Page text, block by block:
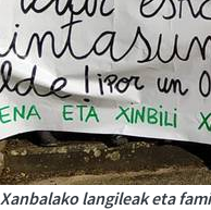
langileak eta